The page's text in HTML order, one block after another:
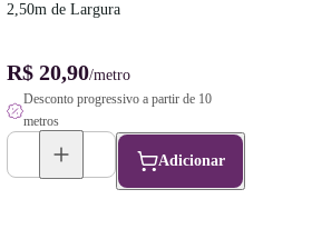
2,50m de Largura
R$ 20,90/metro
Desconto progressivo a partir de 10
metros
Adicionar